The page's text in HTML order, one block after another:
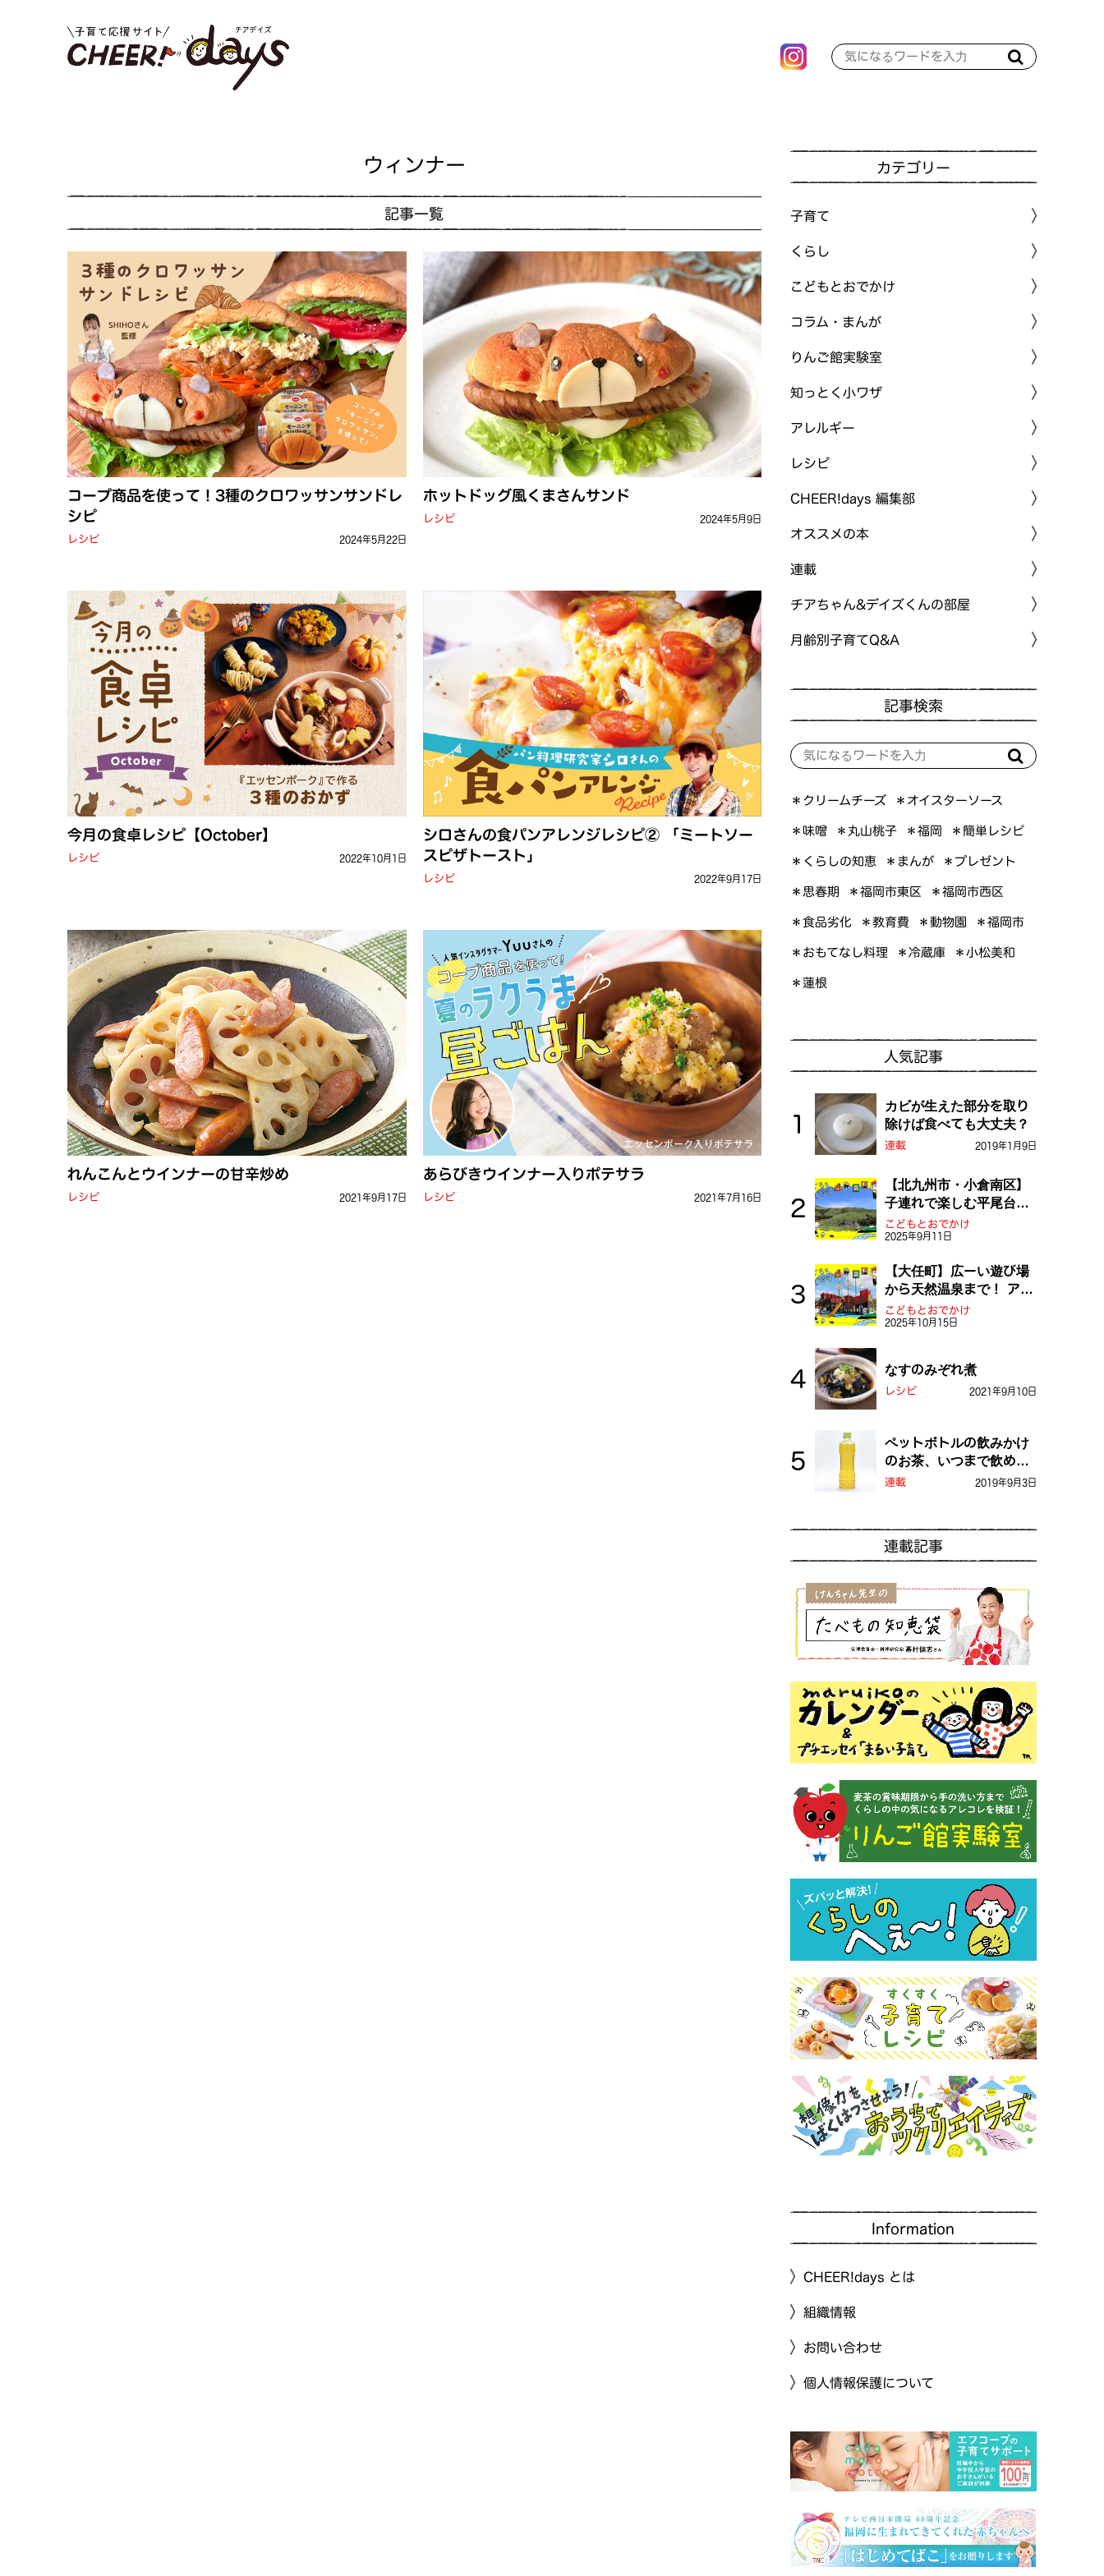
ウィンナー
記事一覧
コープ商品を使って！3種のクロワッサンサンドレ
シピ
レシピ 2024年5月22日
ホットドッグ風くまさんサンド
レシピ 2024年5月9日
今月の食卓レシピ【October】
レシピ 2022年10月1日
シロさんの食パンアレンジレシピ② 「ミートソー
スピザトースト」
レシピ 2022年9月17日
れんこんとウインナーの甘辛炒め
レシピ 2021年9月17日
あらびきウインナー入りポテサラ
レシピ 2021年7月16日
カテゴリー
子育て
くらし
こどもとおでかけ
コラム・まんが
りんご館実験室
知っとく小ワザ
アレルギー
レシピ
CHEER!days 編集部
オススメの本
連載
チアちゃん&デイズくんの部屋
月齢別子育てQ&A
記事検索
＊クリームチーズ ＊オイスターソース
＊味噌 ＊丸山桃子 ＊福岡 ＊簡単レシピ
＊くらしの知恵 ＊まんが ＊プレゼント
＊思春期 ＊福岡市東区 ＊福岡市西区
＊食品劣化 ＊教育費 ＊動物園 ＊福岡市
＊おもてなし料理 ＊冷蔵庫 ＊小松美和
＊蓮根
人気記事
カビが生えた部分を取り
除けば食べても大丈夫？
連載 2019年1月9日
【北九州市・小倉南区】
子連れで楽しむ平尾台！
ふしぎな草原や千仏鍾乳
洞を探検しよう！
こどもとおでかけ
2025年9月11日
【大任町】広ーい遊び場
から天然温泉まで！ アミ
ューズメントな道の駅・
おおとう桜街道
こどもとおでかけ
2025年10月15日
なすのみぞれ煮
レシピ 2021年9月10日
ペットボトルの飲みかけ
のお茶、いつまで飲め
る？
連載 2019年9月3日
連載記事
Information
CHEER!days とは
組織情報
お問い合わせ
個人情報保護について